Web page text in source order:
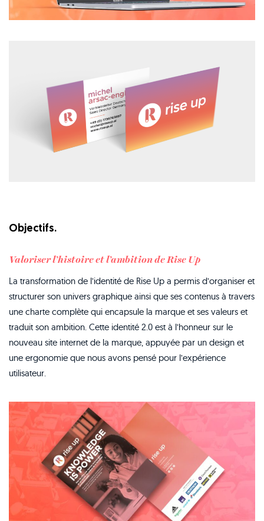
Objectifs.
Valoriser l’histoire et l’ambition de Rise Up
La transformation de l’identité de Rise Up a permis d’organiser et
structurer son univers graphique ainsi que ses contenus à travers
une charte complète qui encapsule la marque et ses valeurs et
traduit son ambition. Cette identité 2.0 est à l’honneur sur le
nouveau site internet de la marque, appuyée par un design et
une ergonomie que nous avons pensé pour l’expérience
utilisateur.